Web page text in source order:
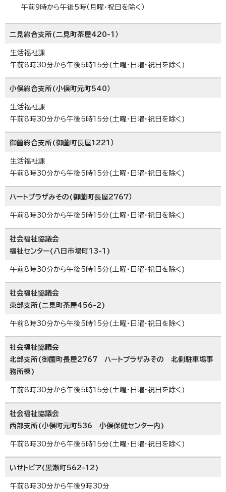
午前9時から午後5時（月曜・祝日を除く）
二見総合支所(二見町茶屋420-1）
生活福祉課
午前8時30分から午後5時15分(土曜・日曜・祝日を除く)
小俣総合支所(小俣町元町540）
生活福祉課
午前8時30分から午後5時15分(土曜・日曜・祝日を除く)
御薗総合支所(御薗町長屋1221）
生活福祉課
午前8時30分から午後5時15分(土曜・日曜・祝日を除く)
ハートプラザみその(御薗町長屋2767）
午前8時30分から午後5時15分(土曜・日曜・祝日を除く)
社会福祉協議会
福祉センター(八日市場町13-1)
午前8時30分から午後5時15分(土曜・日曜・祝日を除く)
社会福祉協議会
東部支所(二見町茶屋456-2)
午前8時30分から午後5時15分(土曜・日曜・祝日を除く)
社会福祉協議会
北部支所(御薗町長屋2767 ハートプラザみその 北側駐車場事
務所棟)
午前8時30分から午後5時15分(土曜・日曜・祝日を除く)
社会福祉協議会
西部支所(小俣町元町536 小俣保健センター内)
午前8時30分から午後5時15分(土曜・日曜・祝日を除く)
いせトピア(黒瀬町562-12)
午前8時30分から午後9時30分